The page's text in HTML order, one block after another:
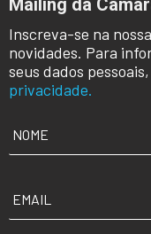
Mailing da
Inscreva-se na
novidades. Para
seus dados
privacidade.